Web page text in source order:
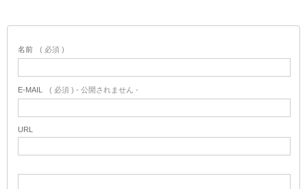
名前 ( 必須 )
E-MAIL ( 必須 ) - 公開されません -
URL